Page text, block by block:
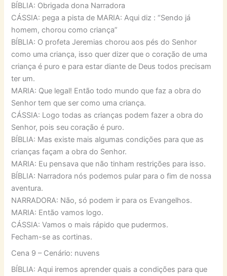
BÍBLIA: Obrigada dona Narradora
CÁSSIA: pega a pista de MARIA: Aqui diz : “Sendo já
homem, chorou como criança”
BÍBLIA: O profeta Jeremias chorou aos pés do Senhor
como uma criança, isso quer dizer que o coração de uma
criança é puro e para estar diante de Deus todos precisam
ter um.
MARIA: Que legal! Então todo mundo que faz a obra do
Senhor tem que ser como uma criança.
CÁSSIA: Logo todas as crianças podem fazer a obra do
Senhor, pois seu coração é puro.
BÍBLIA: Mas existe mais algumas condições para que as
crianças façam a obra do Senhor.
MARIA: Eu pensava que não tinham restrições para isso.
BÍBLIA: Narradora nós podemos pular para o fim de nossa
aventura.
NARRADORA: Não, só podem ir para os Evangelhos.
MARIA: Então vamos logo.
CÁSSIA: Vamos o mais rápido que pudermos.
Fecham-se as cortinas.
Cena 9 – Cenário: nuvens
BÍBLIA: Aqui iremos aprender quais a condições para que